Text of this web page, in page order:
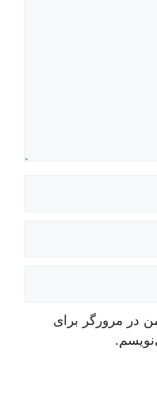
در مرورگر برای